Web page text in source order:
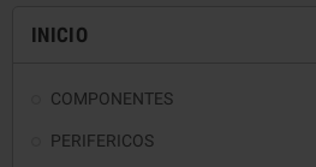
INICIO
COMPONENTES
PERIFERICOS